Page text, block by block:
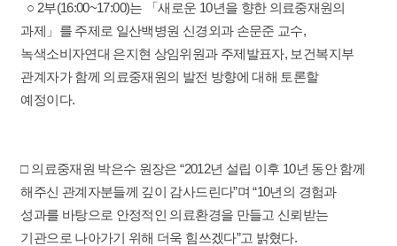
○ 2부(16:00~17:00)는 「새로운 10년을 향한 의료중재원의
과제」를 주제로 일산백병원 신경외과 손문준 교수,
녹색소비자연대 은지현 상임위원과 주제발표자, 보건복지부
관계자가 함께 의료중재원의 발전 방향에 대해 토론할
예정이다.
□ 의료중재원 박은수 원장은 “2012년 설립 이후 10년 동안 함께
해주신 관계자분들께 깊이 감사드린다”며 “10년의 경험과
성과를 바탕으로 안정적인 의료환경을 만들고 신뢰받는
기관으로 나아가기 위해 더욱 힘쓰겠다”고 밝혔다.